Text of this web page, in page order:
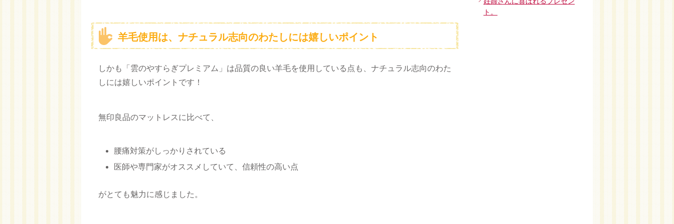
羊毛使用は、ナチュラル志向のわたしには嬉しいポイント
しかも「雲のやすらぎプレミアム」は品質の良い羊毛を使用している点も、ナチュラル志向のわた
しには嬉しいポイントです！
無印良品のマットレスに比べて、
腰痛対策がしっかりされている
医師や専門家がオススメしていて、信頼性の高い点
がとても魅力に感じました。
ト。